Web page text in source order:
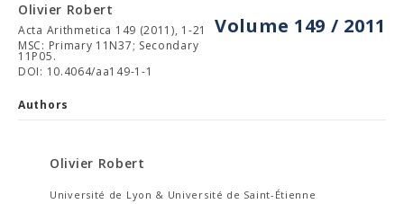
Volume 149 / 2011
Olivier Robert
Acta Arithmetica 149 (2011), 1-21
MSC: Primary 11N37; Secondary
11P05.
DOI: 10.4064/aa149-1-1
Authors
Olivier Robert
Université de Lyon & Université de Saint-Étienne